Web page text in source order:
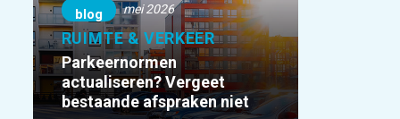
blog mei 2026
RUIMTE & VERKEER
Parkeernormen
actualiseren? Vergeet
bestaande afspraken niet